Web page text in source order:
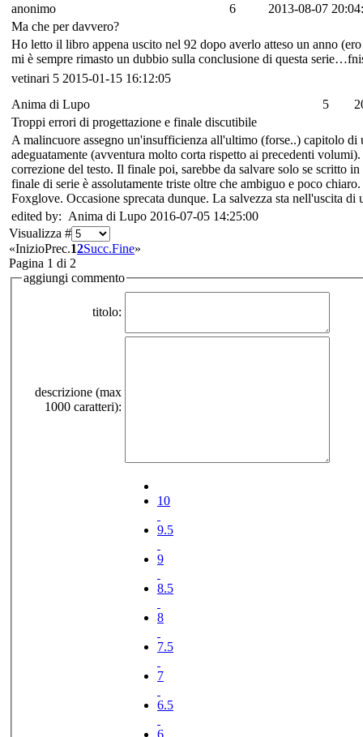
anonimo 6
2013-08-07
Ma che per davvero?
Ho letto il libro appena uscito nel 92 dopo averlo atteso un anno
mi è sempre rimasto un dubbio sulla conclusione di questa
vetinari 5 2015-01-15 16:12:05
Anima di Lupo
5
Troppi errori di progettazione e finale discutibile
A malincuore assegno un'insufficienza all'ultimo (forse..) capitolo di
adeguatamente (avventura molto corta rispetto ai precedenti
correzione del testo. Il finale poi, sarebbe da salvare solo se scritto
finale di serie è assolutamente triste oltre che ambiguo e poco
Foxglove. Occasione sprecata dunque. La salvezza sta nell'uscita
edited by: Anima di Lupo 2016-07-05 14:25:00
Visualizza #
«InizioPrec.12Succ.Fine»
Pagina 1 di 2
aggiungi commento
titolo:
descrizione (max
1000 caratteri):
10
9.5
9
8.5
8
7.5
7
6.5